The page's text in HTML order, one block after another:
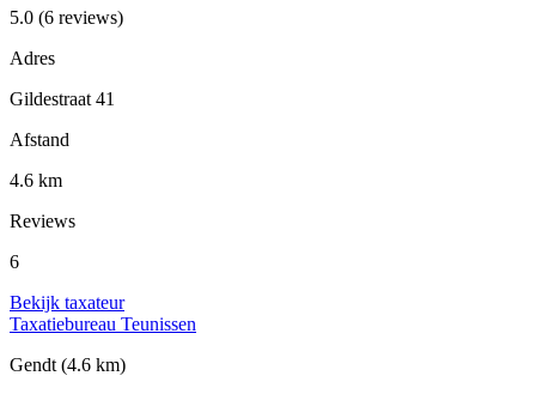
5.0 (6 reviews)
Adres
Gildestraat 41
Afstand
4.6 km
Reviews
6
Bekijk taxateur
Taxatiebureau Teunissen
Gendt (4.6 km)